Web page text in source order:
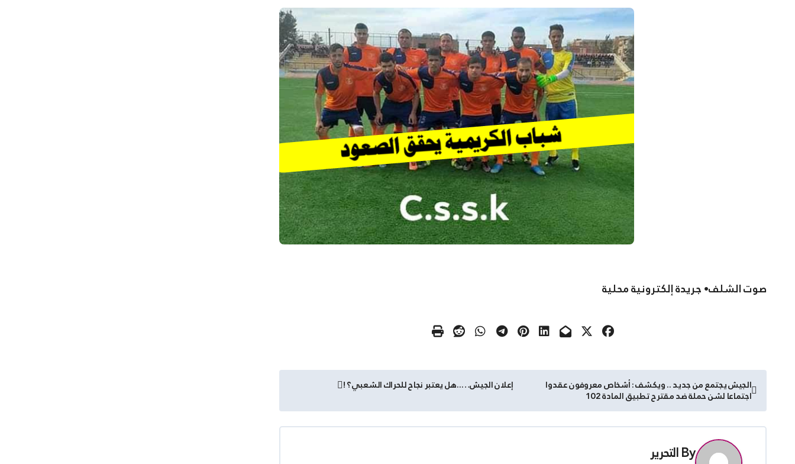
صوت الشلف• جريدة إلكترونية محلية
تصفّح
المقالات
الجيش يجتمع من جديد .. ويكشف : أشخاص معروفون عقدوا
اجتماعا لشن حملة ضد مقترح تطبيق المادة 102
إعلان الجيش…..هل يعتبر نجاح للحراك الشعبي؟ !
Byالتحرير